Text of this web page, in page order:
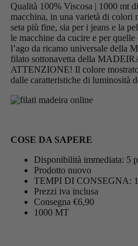
Qualità 100% Viscosa | 1000 mt
macchina, in una varietà di colori
seta più fine, sia per i jeans e la
le macchine da cucire e per
l’ago da ricamo universale della
filato sottonavetta della
ATTENZIONE! Il colore
dalle caratteristiche di luminosità
COSE DA SAPERE
Disponibilità immediata: 5
Prodotto nuovo
TEMPI DI CONSEGNA:
Prezzi iva inclusa
Consegna €6,90
1000 MT